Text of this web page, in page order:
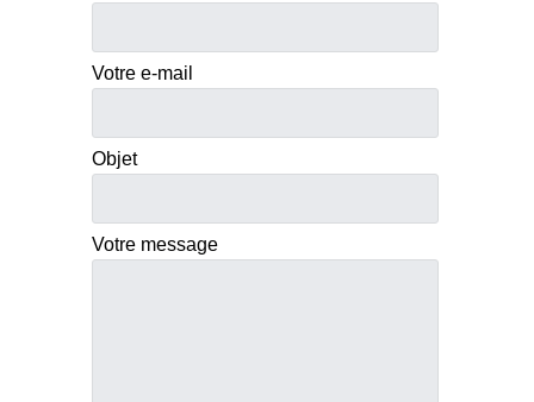
Votre e-mail
Objet
Votre message